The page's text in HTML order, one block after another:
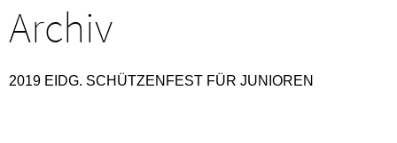
Archiv
2019 EIDG. SCHÜTZENFEST FÜR JUNIOREN